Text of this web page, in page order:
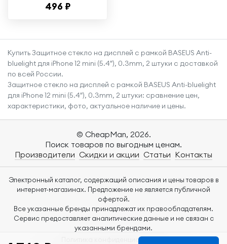
Противоударное
496 ₽
Купить Защитное стекло на дисплей с рамкой BASEUS Anti-
bluelight для iPhone 12 mini (5.4″), 0.3mm, 2 штуки с доставкой
по всей России.
Защитное стекло на дисплей с рамкой BASEUS Anti-bluelight
для iPhone 12 mini (5.4″), 0.3mm, 2 штуки: сравнение цен,
характеристики, фото, актуальное наличие и цены.
© CheapMan, 2026.
Поиск товаров по выгодным ценам.
Производители Скидки и акции Статьи Контакты
Электронный каталог, содержащий описания и цены товаров в
интернет-магазинах. Предложение не является публичной
офертой.
Все указанные бренды принадлежат их правообладателям.
Сервис предоставляет аналитические данные и не связан с
указанными брендами.
Политика конфиденциальности